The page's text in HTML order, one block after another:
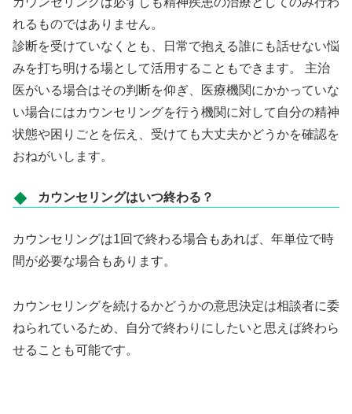
れるものではありません。
診断を受けていなくとも、日常で抱える誰にも話せない悩
みを打ち明ける場として活用することもできます。 主治
医がいる場合はその判断を仰ぎ、医療機関にかかっていな
い場合にはカウンセリングを行う機関に対して自分の精神
状態や困りごとを伝え、受けても大丈夫かどうかを確認を
おねがいします。
カウンセリングはいつ終わる？
カウンセリングは1回で終わる場合もあれば、年単位で時
間が必要な場合もあります。
カウンセリングを続けるかどうかの意思決定は相談者に委
ねられているため、自分で終わりにしたいと思えば終わら
せることも可能です。